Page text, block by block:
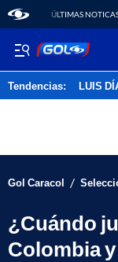
ÚLTIMAS
Tendencias: LUIS
Gol Caracol /
¿Cuándo
Colombia